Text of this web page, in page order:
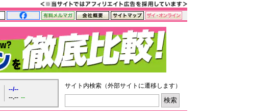
--/--
--.-- --
サイト内検索（外部サイトに遷移します）